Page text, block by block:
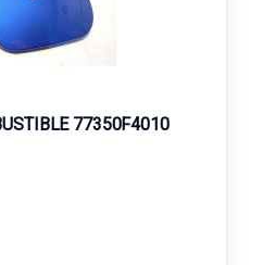
77350F4010